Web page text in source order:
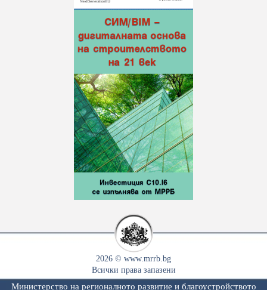
2026 © www.mrrb.bg
Всички права запазени
Министерство на регионалното развитие и благоустройството